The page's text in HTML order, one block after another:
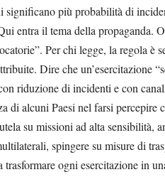
significano più probabilità di
entra il tema della propaganda.
Per chi legge, la regola
Dire che un’esercitazione
riduzione di incidenti e con
di alcuni Paesi nel farsi percepire
su missioni ad alta sensibilità,
spingere su misure di
trasformare ogni esercitazione in